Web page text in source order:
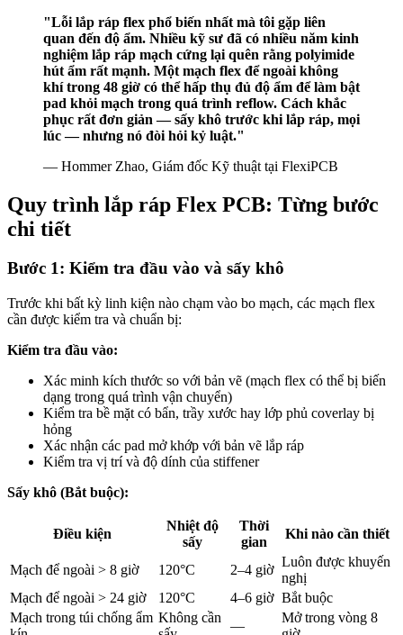
"Lỗi lắp ráp flex phổ biến nhất mà tôi gặp liên
quan đến độ ẩm. Nhiều kỹ sư đã có nhiều năm kinh
nghiệm lắp ráp mạch cứng lại quên rằng polyimide
hút ẩm rất mạnh. Một mạch flex để ngoài không
khí trong 48 giờ có thể hấp thụ đủ độ ẩm để làm bật
pad khỏi mạch trong quá trình reflow. Cách khắc
phục rất đơn giản — sấy khô trước khi lắp ráp, mọi
lúc — nhưng nó đòi hỏi kỷ luật."
— Hommer Zhao, Giám đốc Kỹ thuật tại FlexiPCB
Quy trình lắp ráp Flex PCB: Từng bước
chi tiết
Bước 1: Kiểm tra đầu vào và sấy khô
Trước khi bất kỳ linh kiện nào chạm vào bo mạch, các mạch flex
cần được kiểm tra và chuẩn bị:
Kiểm tra đầu vào:
Xác minh kích thước so với bản vẽ (mạch flex có thể bị biến
dạng trong quá trình vận chuyển)
Kiểm tra bề mặt có bẩn, trầy xước hay lớp phủ coverlay bị
hỏng
Xác nhận các pad mở khớp với bản vẽ lắp ráp
Kiểm tra vị trí và độ dính của stiffener
Sấy khô (Bắt buộc):
Điều kiện
Nhiệt độ
sấy
Thời
gian
Khi nào cần thiết
Mạch để ngoài > 8 giờ 120°C 2–4 giờ
Luôn được khuyến
nghị
Mạch để ngoài > 24 giờ
120°C 4–6 giờ Bắt buộc
Mạch trong túi chống ẩm Không cần
—
Mở trong vòng 8